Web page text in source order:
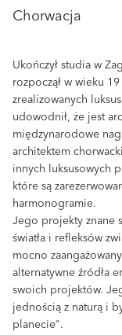
Chorwacja
Ukończył studia w
rozpoczął w wieku
zrealizowanych
udowodnił, że jest
międzynarodowe
architektem
innych luksusowych
które są
harmonogramie.
Jego projekty znane
światła i refleksów
mocno
alternatywne źródła
swoich projektów.
jednością z naturą i
planecie".